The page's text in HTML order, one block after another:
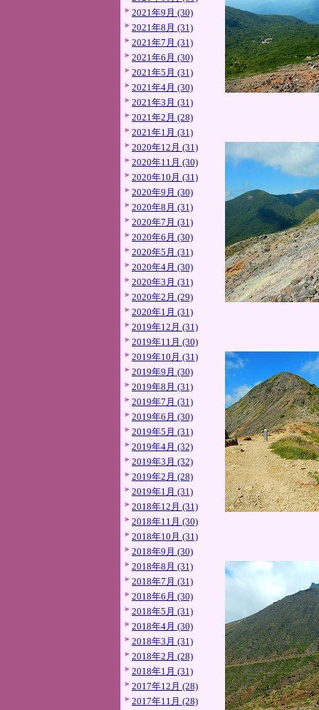
2021年9月 (30)
2021年8月 (31)
2021年7月 (31)
2021年6月 (30)
2021年5月 (31)
2021年4月 (30)
2021年3月 (31)
2021年2月 (28)
2021年1月 (31)
2020年12月 (31)
2020年11月 (30)
2020年10月 (31)
2020年9月 (30)
2020年8月 (31)
2020年7月 (31)
2020年6月 (30)
2020年5月 (31)
2020年4月 (30)
2020年3月 (31)
2020年2月 (29)
2020年1月 (31)
2019年12月 (31)
2019年11月 (30)
2019年10月 (31)
2019年9月 (30)
2019年8月 (31)
2019年7月 (31)
2019年6月 (30)
2019年5月 (31)
2019年4月 (32)
2019年3月 (32)
2019年2月 (28)
2019年1月 (31)
2018年12月 (31)
2018年11月 (30)
2018年10月 (31)
2018年9月 (30)
2018年8月 (31)
2018年7月 (31)
2018年6月 (30)
2018年5月 (31)
2018年4月 (30)
2018年3月 (31)
2018年2月 (28)
2018年1月 (31)
2017年12月 (28)
2017年11月 (28)